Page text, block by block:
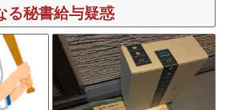
る秘書給与疑惑